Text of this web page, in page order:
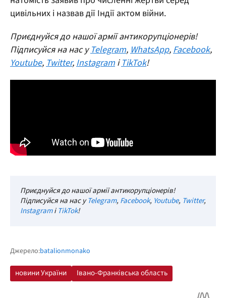
цивільних і назвав дії Індії актом війни.
Приєднуйся до нашої армії антикорупціонерів!
Підписуйся на нас уTelegram,WhatsApp,Facebook,
Youtube,Twitter,Instagram іTikTok!
Приєднуйся до нашої армії антикорупціонерів!
Підписуйся на нас уTelegram, Facebook, Youtube, Twitter,
InstagramіTikTok!
Джерело:batalionmonako
новини України Івано-Франківська область